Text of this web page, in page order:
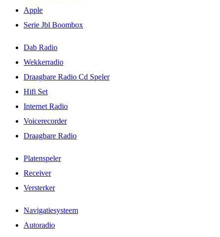
Apple
Serie Jbl Boombox
Dab Radio
Wekkerradio
Draagbare Radio Cd Speler
Hifi Set
Internet Radio
Voicerecorder
Draagbare Radio
Platenspeler
Receiver
Versterker
Navigatiesysteem
Autoradio